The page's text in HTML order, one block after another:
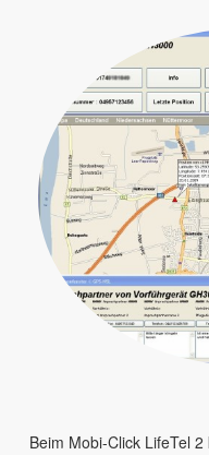
Beim Mobi-Click LifeTel